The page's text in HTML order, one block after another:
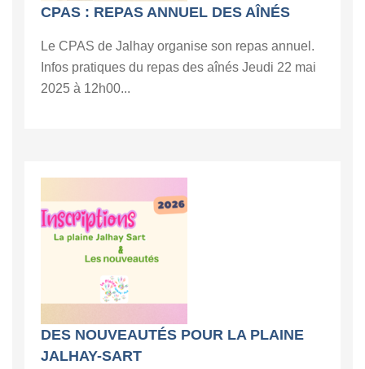
CPAS : REPAS ANNUEL DES AÎNÉS
Le CPAS de Jalhay organise son repas annuel.
Infos pratiques du repas des aînés Jeudi 22 mai
2025 à 12h00...
DES NOUVEAUTÉS POUR LA PLAINE
JALHAY-SART